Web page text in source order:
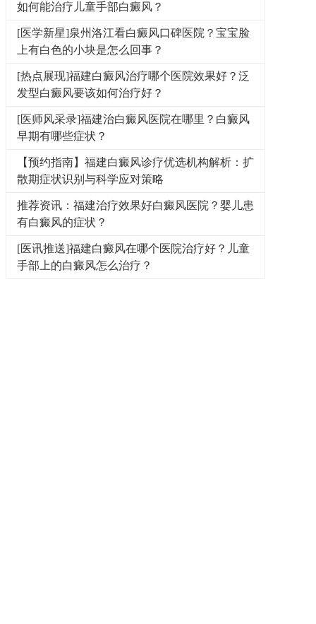
如何能治疗儿童手部白癜风？
[医学新星]泉州洛江看白癜风口碑医院？宝宝脸
上有白色的小块是怎么回事？
[热点展现]福建白癜风治疗哪个医院效果好？泛
发型白癜风要该如何治疗好？
[医师风采录]福建治白癜风医院在哪里？白癜风
早期有哪些症状？
【预约指南】福建白癜风诊疗优选机构解析：扩
散期症状识别与科学应对策略
推荐资讯：福建治疗效果好白癜风医院？婴儿患
有白癜风的症状？
[医讯推送]福建白癜风在哪个医院治疗好？儿童
手部上的白癜风怎么治疗？